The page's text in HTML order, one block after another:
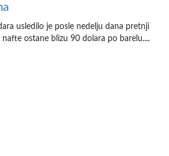
usledilo je posle nedelju dana pretnji
ostane blizu 90 dolara po barelu....